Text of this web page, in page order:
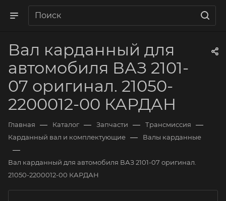
Вал карданный для
автомобиля ВАЗ 2101-
07 оригинал. 21050-
2200012-00 КАРДАН
Главная — Каталог — Запчасти — Трансмиссия —
Карданный вал и комплектующие — Валы карданные
—
Вал карданный для автомобиля ВАЗ 2101-07 оригинал.
21050-2200012-00 КАРДАН